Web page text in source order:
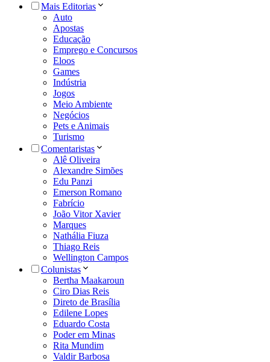
Mais Editorias
Auto
Apostas
Educação
Emprego e Concursos
Eloos
Games
Indústria
Jogos
Meio Ambiente
Negócios
Pets e Animais
Turismo
Comentaristas
Alê Oliveira
Alexandre Simões
Edu Panzi
Emerson Romano
Fabrício
João Vitor Xavier
Marques
Nathália Fiuza
Thiago Reis
Wellington Campos
Colunistas
Bertha Maakaroun
Ciro Dias Reis
Direto de Brasília
Edilene Lopes
Eduardo Costa
Poder em Minas
Rita Mundim
Valdir Barbosa